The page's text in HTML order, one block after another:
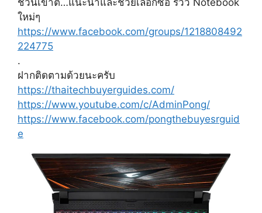
ใหม่ๆ
https://www.facebook.com/groups/1218808492
224775
.
ฝากติดตามด้วยนะครับ
https://thaitechbuyerguides.com/
https://www.youtube.com/c/AdminPong/
https://www.facebook.com/pongthebuyesrguid
e